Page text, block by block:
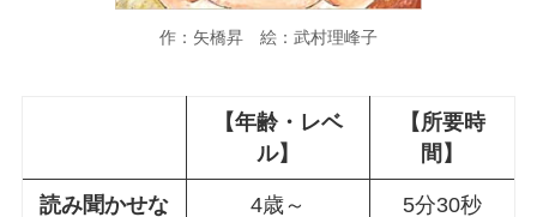
作：矢橋昇 絵：武村理峰子
【年齢・レベ
ル】
【所要時
間】
読み聞かせな
4歳～ 5分30秒